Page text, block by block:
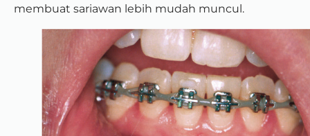
membuat sariawan lebih mudah muncul.